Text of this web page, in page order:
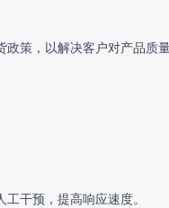
策，以解决客户对产品质量
干预，提高响应速度。